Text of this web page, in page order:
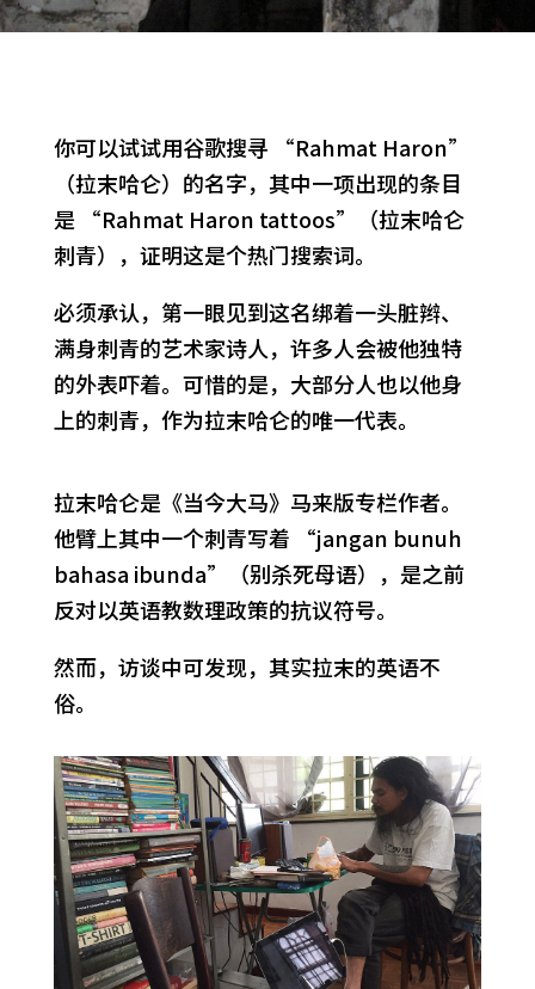
你可以试试用谷歌搜寻 “Rahmat Haron”
（拉末哈仑）的名字，其中一项出现的条目
是 “Rahmat Haron tattoos”（拉末哈仑
刺青），证明这是个热门搜索词。
必须承认，第一眼见到这名绑着一头脏辫、
满身刺青的艺术家诗人，许多人会被他独特
的外表吓着。可惜的是，大部分人也以他身
上的刺青，作为拉末哈仑的唯一代表。
拉末哈仑是《当今大马》马来版专栏作者。
他臂上其中一个刺青写着 “jangan bunuh
bahasa ibunda”（别杀死母语），是之前
反对以英语教数理政策的抗议符号。
然而，访谈中可发现，其实拉末的英语不
俗。